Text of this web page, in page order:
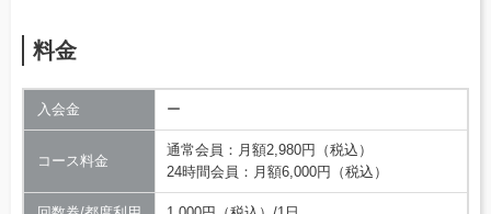
料金
入会金 ー
コース料金
通常会員：月額2,980円（税込）
24時間会員：月額6,000円（税込）